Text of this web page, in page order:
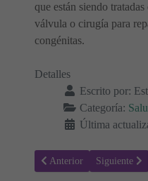
que están siendo
válvula o cirugía para
congénitas.
Detalles
Escrito por:
Categoría:
Última
Artículo anterior:
Anterior Artículo
Siguiente